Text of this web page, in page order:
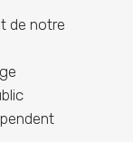
de notre